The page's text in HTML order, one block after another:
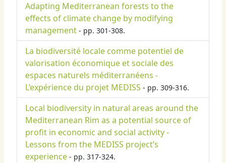
Adapting Mediterranean forests to the
effects of climate change by modifying
management - pp. 301-308.
La biodiversité locale comme potentiel de
valorisation économique et sociale des
espaces naturels méditerranéens -
L’expérience du projet MEDISS - pp. 309-316.
Local biodiversity in natural areas around the
Mediterranean Rim as a potential source of
profit in economic and social activity -
Lessons from the MEDISS project’s
experience - pp. 317-324.